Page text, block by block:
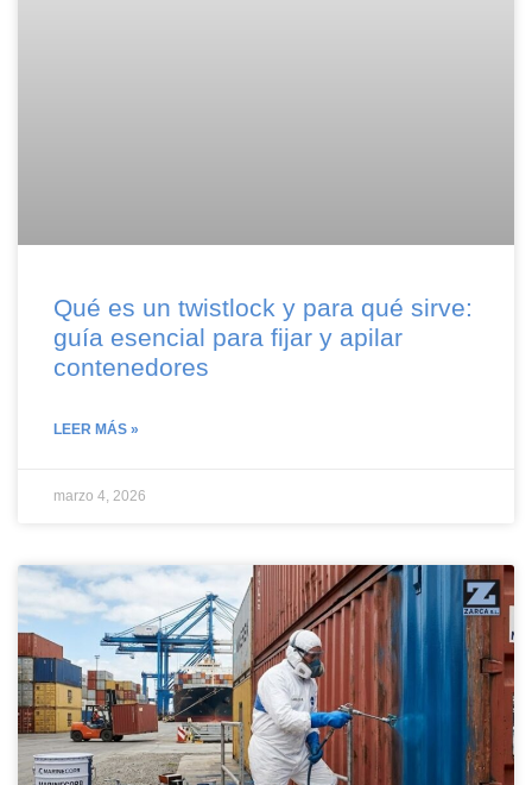
Qué es un twistlock y para qué sirve:
guía esencial para fijar y apilar
contenedores
LEER MÁS »
marzo 4, 2026